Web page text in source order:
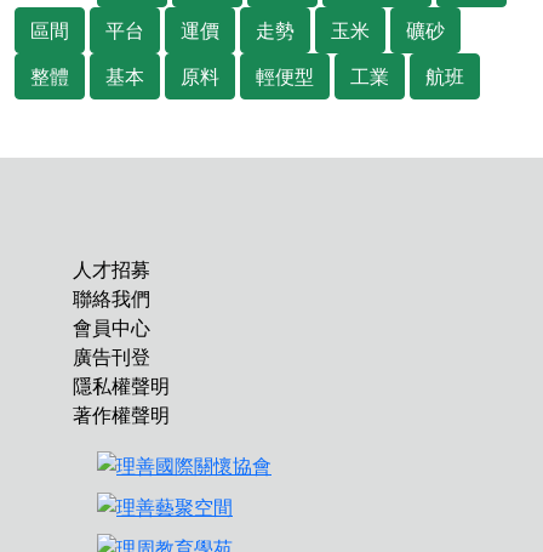
區間
平台 運價 走勢 玉米
礦砂
整體
基本 原料 輕便型 工業 航班
人才招募
聯絡我們
會員中心
廣告刊登
隱私權聲明
著作權聲明